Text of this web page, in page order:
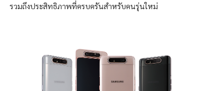
รวมถึงประสิทธิภาพที่ครบครันสำหรับคนรุ่นใหม่